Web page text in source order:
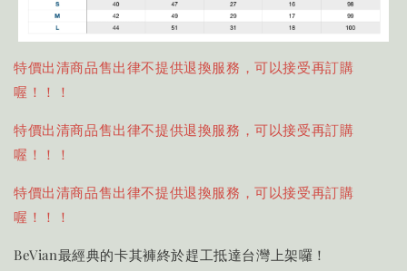
特價出清商品售出律不提供退換服務，可以接受再訂購
喔！！！
特價出清商品售出律不提供退換服務，可以接受再訂購
喔！！！
特價出清商品售出律不提供退換服務，可以接受再訂購
喔！！！
BeVian最經典的卡其褲終於趕工抵達台灣上架囉！